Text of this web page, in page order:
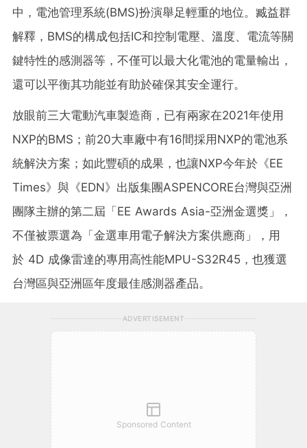
中，電池管理系統(BMS)扮演舉足輕重的地位。臧益群
解釋，BMS的構成包括IC和控制電壓、溫度、電流等關
鍵特性的感測器等，不僅可以最大化電池的電量輸出，
還可以平衡其功能並有助於確保其安全運行。
放眼前三大電動汽車製造商，已有兩家在2021年使用
NXP的BMS；前20大車廠中有16間採用NXP的電池系
統解決方案；如此豐碩的成果，也讓NXP今年於《EE
Times》與《EDN》出版集團ASPENCORE台灣與亞洲
團隊主辦的第二屆「EE Awards Asia-亞洲金選獎」，
不僅被票選為「金選車用電子解決方案供應商」，用
於 4D 成像雷達的專用高性能MPU-S32R45，也獲選
台灣區與亞洲區年度最佳感測器產品。
ADVERTISEMENT
Sponsored Content